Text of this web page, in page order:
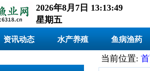
2026年8月7日 13:13:50
星期五
资讯动态 水产养殖 鱼病渔药
当前位置: